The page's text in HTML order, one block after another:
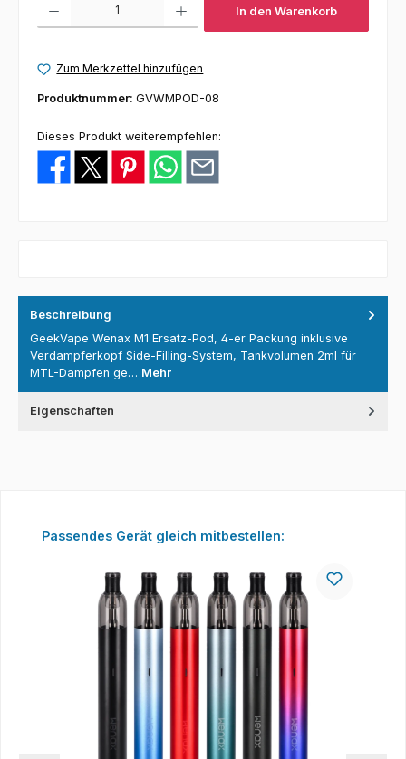
In den Warenkorb
Zum Merkzettel hinzufügen
Produktnummer: GVWMPOD-08
Dieses Produkt weiterempfehlen:
Beschreibung
GeekVape Wenax M1 Ersatz-Pod, 4-er Packung inklusive
Verdampferkopf Side-Filling-System, Tankvolumen 2ml für
MTL-Dampfen ge… Mehr
Eigenschaften
Produktgalerie überspringen
Passendes Gerät gleich mitbestellen: